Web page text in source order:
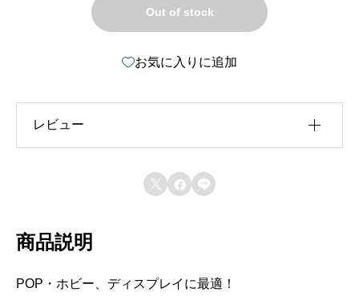
Out of stock
お気に入りに追加
レビュー
レビュー投稿には、会員登録が必要です。
会員登録する
  
商品説明
POP・ホビー、ディスプレイに最適！